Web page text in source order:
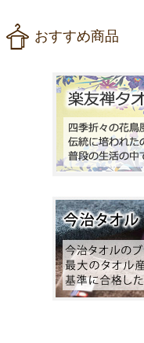
おすすめ商品